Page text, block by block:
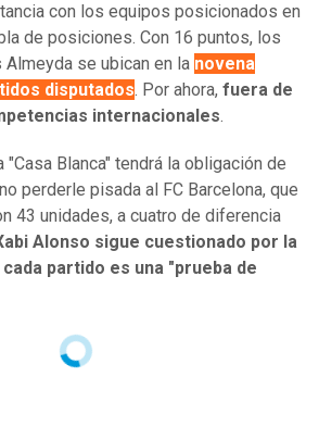
con los equipos posicionados en
de posiciones. Con 16 puntos, los
se ubican en la novena
disputados. Por ahora, fuera de
internacionales.
"Casa Blanca" tendrá la obligación de
perderle pisada al FC Barcelona, que
43 unidades, a cuatro de diferencia
Alonso sigue cuestionado por la
partido es una "prueba de